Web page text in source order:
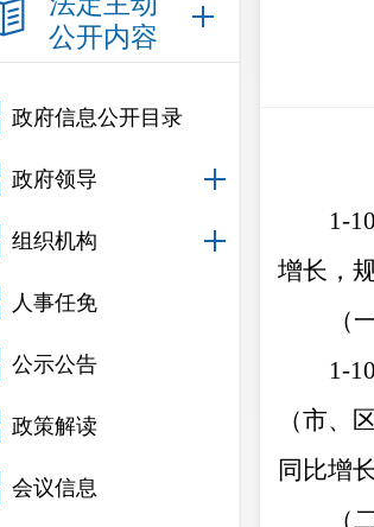
公开内容
政府信息公开目录
政府领导
组织机构
人事任免
公示公告
政策解读
会议信息
1-10
增长，
（
1-10
（市、
同比增
（